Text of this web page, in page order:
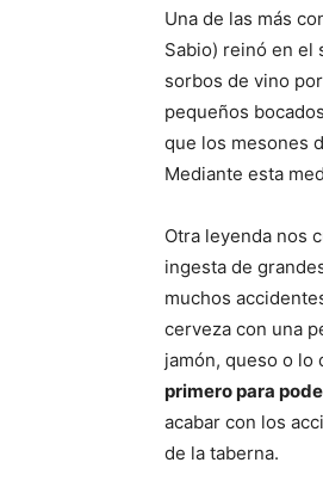
Una de las más
Sabio) reinó en el
sorbos de vino
pequeños
que los mesones
Mediante esta
Otra leyenda nos
ingesta de
muchos
cerveza con una
jamón, queso o lo
primero para
acabar con los
de la taberna.